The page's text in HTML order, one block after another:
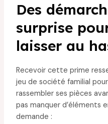
Des
surprise
laisser au
Recevoir cette prime
jeu de société familial
rassembler ses pièces
pas manquer d’éléments
demande :